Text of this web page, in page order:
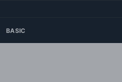
BASIC